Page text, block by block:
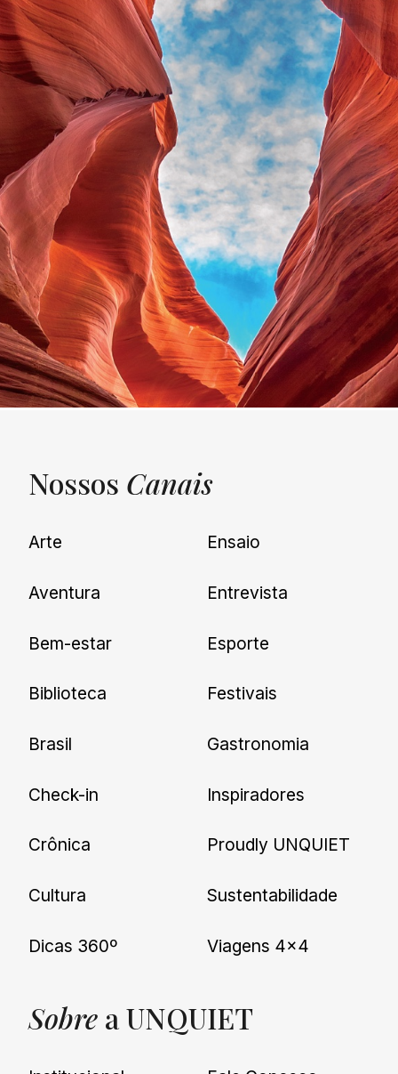
UNQUIET
Newsletter
nossas novidades.
Nossos Canais
Arte
Aventura
Bem-estar
Biblioteca
Brasil
Check-in
Crônica
Cultura
Dicas 360º
Ensaio
Entrevista
Esporte
Festivais
Gastronomia
Inspiradores
Proudly UNQUIET
Sustentabilidade
Viagens 4×4
Sobre a UNQUIET